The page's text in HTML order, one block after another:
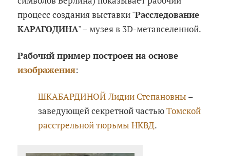
процесс создания выставки "Расследование
КАРАГОДИНА" – музея в 3D-метавселенной.
Рабочий пример построен на основе
изображения:
ШКАБАРДИНОЙ Лидии Степановны –
заведующей секретной частьюТомской
расстрельной тюрьмы НКВД.